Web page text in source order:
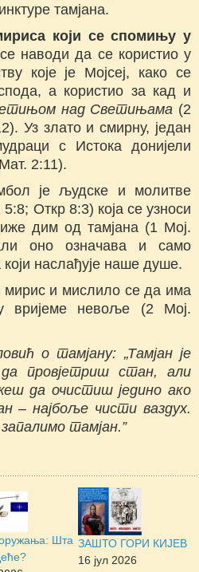
тамјана.
који се спомињу у
се наводи да се користио у
које је Мојсеј, како се
а користио за кад и
над Светињама (2
Уз злато и смирну, један
с Истока донијели
2:11).
је људске и молитве
Откр 8:3) која се узноси
дим од тамјана (1 Мој.
оно означава и само
који наслађује наше душе.
и мислило се да има
у вријеме невоље (2 Мој.
о тамјану: „Тамјан је
провјетриш стан, али
да очистиш једино ако
– најбоље чисти ваздух.
тамјан.”
Шта ЗАШТО ГОРИ КИЈЕВ
16 јул 2026